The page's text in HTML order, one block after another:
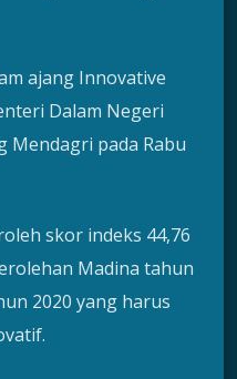
ajang Innovative
Dalam Negeri
Mendagri pada Rabu
skor indeks 44,76
Madina tahun
2020 yang harus